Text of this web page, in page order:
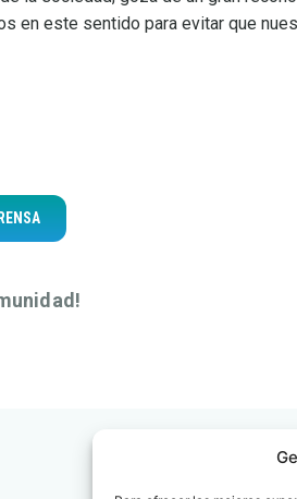
en este sentido para evitar que